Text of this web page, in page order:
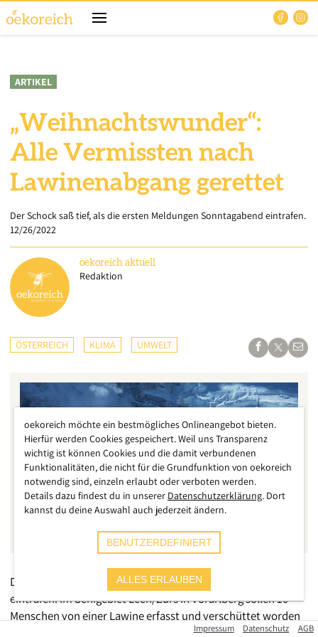
ARTIKEL
„Weihnachtswunder“:
Alle Vermissten nach
Lawinenabgang gerettet
Der Schock saß tief, als die ersten Meldungen Sonntagabend eintrafen.
12/26/2022
oekoreich aktuell
Redaktion
ÖSTERREICH KLIMA UMWELT
Der Schock saß tief, als die ersten Meldungen Sonntagabend
eintrafen. Im Schigebiet Lech/Zürs in Vorarlberg sollen 10
Menschen von einer Lawine erfasst und verschüttet worden
sein. Sofort machten sich bis zu 200 Rettungskräfte, inklusive
Impressum Datenschutz AGB
oekoreich möchte ein bestmögliches Onlineangebot bieten.
Hierfür werden Cookies gespeichert. Weil uns Transparenz
wichtig ist können Cookies und die damit verbundenen
Funktionalitäten, die nicht für die Grundfunktion von oekoreich
notwendig sind, einzeln erlaubt oder verboten werden.
Details dazu findest du in unserer Datenschutzerklärung. Dort
kannst du deine Auswahl auch jederzeit ändern.
BENUTZERDEFINIERT
ALLES ERLAUBEN